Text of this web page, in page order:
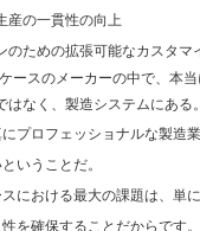
産の一貫性の向上
のための拡張可能なカスタマ
プロフェッショナルな製造業
いうことだ。
における最大の課題は、単
を確保することだからです。